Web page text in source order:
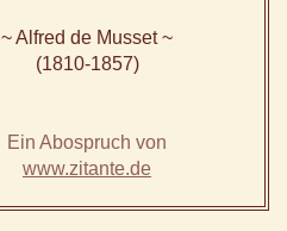
~ Alfred de Musset ~
(1810-1857)
Ein Abospruch von
www.zitante.de